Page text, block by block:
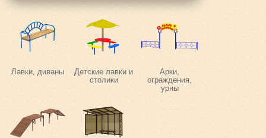
Лавки, диваны
Детские лавки и
столики
Арки,
ограждения,
урны